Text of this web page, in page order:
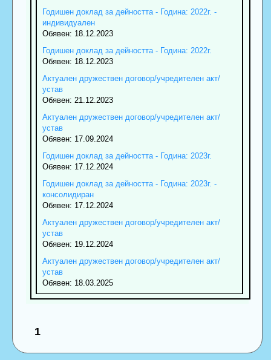
Годишен доклад за дейността - Година: 2022г. -
индивидуален
Обявен: 18.12.2023
Годишен доклад за дейността - Година: 2022г.
Обявен: 18.12.2023
Актуален дружествен договор/учредителен акт/
устав
Обявен: 21.12.2023
Актуален дружествен договор/учредителен акт/
устав
Обявен: 17.09.2024
Годишен доклад за дейността - Година: 2023г.
Обявен: 17.12.2024
Годишен доклад за дейността - Година: 2023г. -
консолидиран
Обявен: 17.12.2024
Актуален дружествен договор/учредителен акт/
устав
Обявен: 19.12.2024
Актуален дружествен договор/учредителен акт/
устав
Обявен: 18.03.2025
1